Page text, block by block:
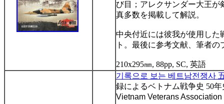
び目；アレクサンダー大王が
真多数を掲載して解説。
中央付近には彼我が使用した
ト。最後に参考文献、筆者の
210x295㎜, 88pp, SC, 英語
기록으로 보는 베트남전쟁사
録によるベトナム戦争史 50年
Vietnam Veterans Association